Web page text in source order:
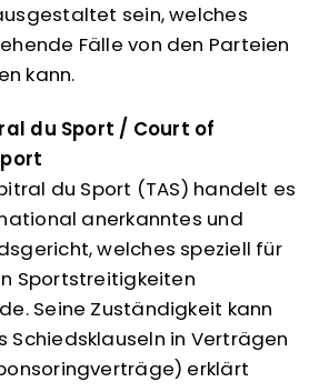
sein, welches
Fälle von den Parteien
kann.
du Sport / Court of
du Sport (TAS) handelt es
anerkanntes und
welches speziell für
Sportstreitigkeiten
Seine Zuständigkeit kann
in Verträgen
erklärt